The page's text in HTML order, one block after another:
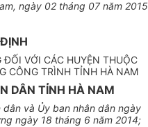
, ngày 02 tháng 07năm 2015
VỚI CÁC HUYỆN THUỘC
CÔNG TRÌNH TỈNH HÀ NAM
DÂN TỈNH HÀ NAM
và Ủy ban nhân dân ngày
ngày 18 tháng 6 năm 2014;